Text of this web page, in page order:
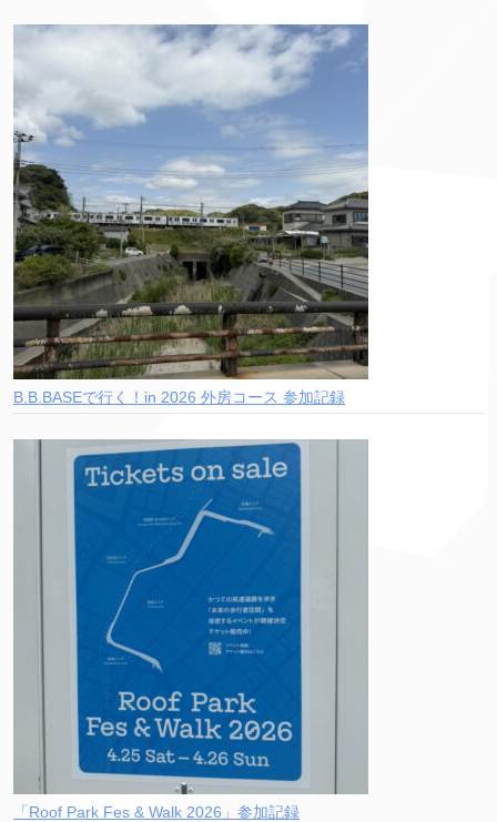
B.B.BASEで行く！in 2026 外房コース 参加記録
「Roof Park Fes & Walk 2026」参加記録